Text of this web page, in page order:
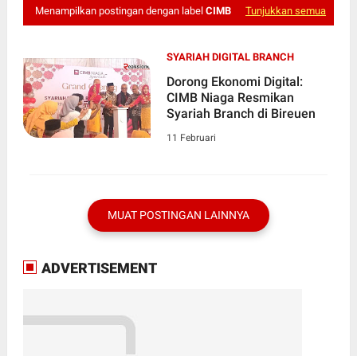
Menampilkan postingan dengan label CIMB Tunjukkan semua
SYARIAH DIGITAL BRANCH
Dorong Ekonomi Digital:
CIMB Niaga Resmikan
Syariah Branch di Bireuen
11 Februari
MUAT POSTINGAN LAINNYA
ADVERTISEMENT